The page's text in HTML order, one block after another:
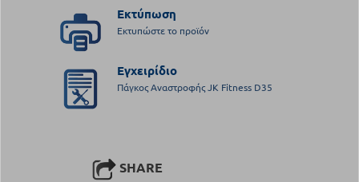
Εκτύπωση
Εκτυπώστε το προϊόν
Εγχειρίδιο
Πάγκος Αναστροφής JK Fitness D35
SHARE